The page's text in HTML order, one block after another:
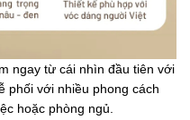
ngay từ cái nhìn đầu tiên với
phối với nhiều phong cách
hoặc phòng ngủ.